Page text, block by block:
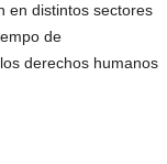
en distintos sectores
de
derechos humanos